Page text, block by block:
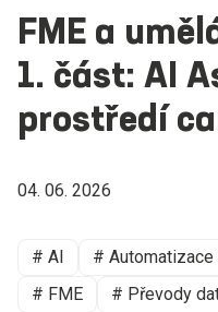
FME a
1. část: AI
prostředí
04. 06. 2026
# AI # Automatizace
# FME
# Převody